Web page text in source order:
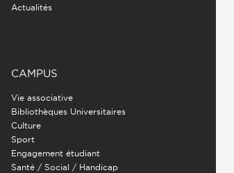
Actualités
CAMPUS
Vie associative
Bibliothèques Universitaires
Culture
Sport
Engagement étudiant
Santé / Social / Handicap